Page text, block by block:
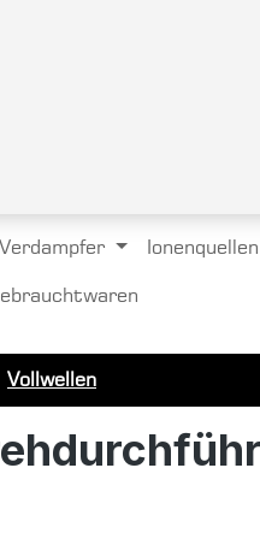
Ionenquellen
Vollwellen